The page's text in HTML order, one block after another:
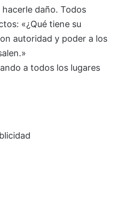
daño. Todos
«¿Qué tiene su
autoridad y poder a los
a todos los lugares